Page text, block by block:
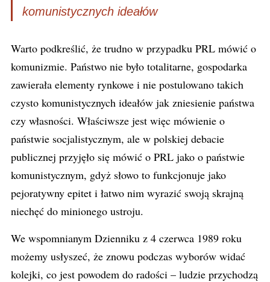
komunistycznych ideałów
Warto podkreślić, że trudno w przypadku PRL mówić o
komunizmie. Państwo nie było totalitarne, gospodarka
zawierała elementy rynkowe i nie postulowano takich
czysto komunistycznych ideałów jak zniesienie państwa
czy własności. Właściwsze jest więc mówienie o
państwie socjalistycznym, ale w polskiej debacie
publicznej przyjęło się mówić o PRL jako o państwie
komunistycznym, gdyż słowo to funkcjonuje jako
pejoratywny epitet i łatwo nim wyrazić swoją skrajną
niechęć do minionego ustroju.
We wspomnianym Dzienniku z 4 czerwca 1989 roku
możemy usłyszeć, że znowu podczas wyborów widać
kolejki, co jest powodem do radości – ludzie przychodzą